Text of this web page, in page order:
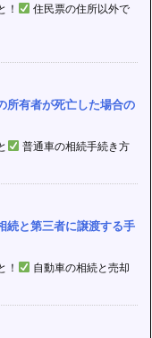
！
住民票の住所以外で
所有者が死亡した場合の
普通車の相続手続き方
続と第三者に譲渡する手
！
自動車の相続と売却